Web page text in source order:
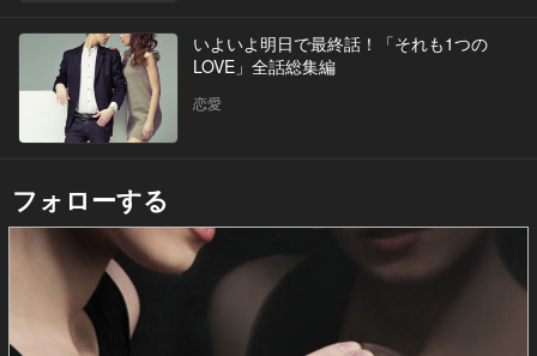
いよいよ明日で最終話！「それも1つの
LOVE」全話総集編
恋愛
フォローする